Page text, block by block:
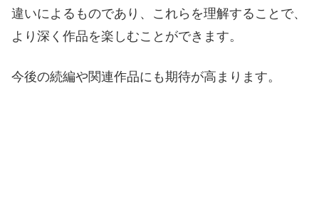
違いによるものであり、これらを理解することで、
より深く作品を楽しむことができます。
今後の続編や関連作品にも期待が高まります。